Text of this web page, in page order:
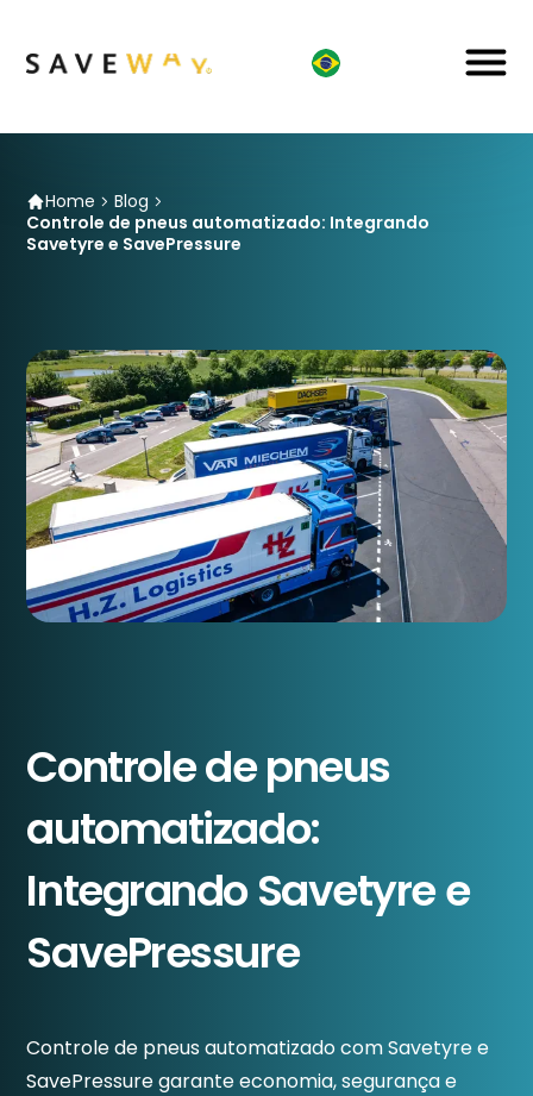
Home
Blog
Controle de pneus automatizado: Integrando
Savetyre e SavePressure
Controle de pneus
automatizado:
Integrando Savetyre e
SavePressure
Controle de pneus automatizado com Savetyre e
SavePressure garante economia, segurança e